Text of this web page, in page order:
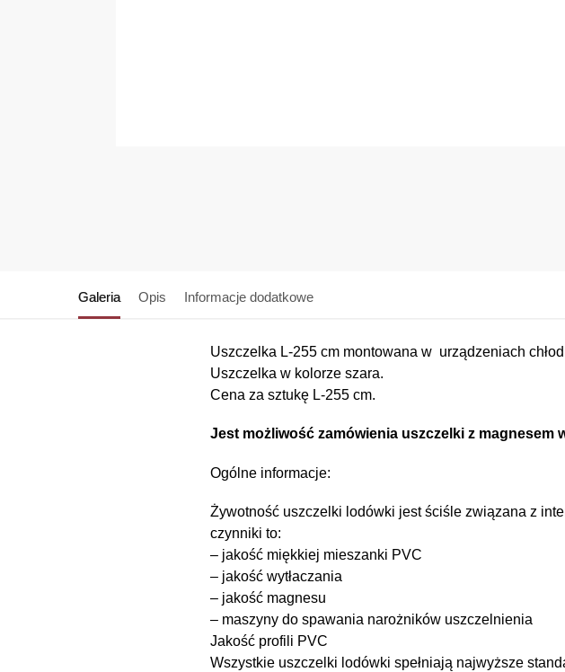
Galeria Opis Informacje dodatkowe
Uszczelka L-255 cm montowana w urządzeniach
Uszczelka w kolorze szara.
Cena za sztukę L-255 cm.
Jest możliwość zamówienia uszczelki z magnesem
Ogólne informacje:
Żywotność uszczelki lodówki jest ściśle związana z
czynniki to:
– jakość miękkiej mieszanki PVC
– jakość wytłaczania
– jakość magnesu
– maszyny do spawania narożników uszczelnienia
Jakość profili PVC
Wszystkie uszczelki lodówki spełniają najwyższe